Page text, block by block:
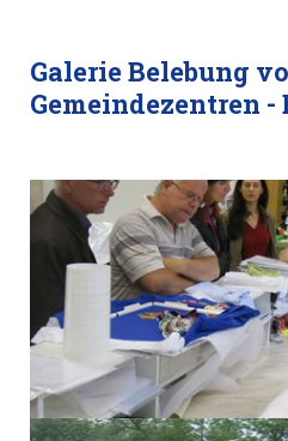
Galerie Belebung
Gemeindezentren